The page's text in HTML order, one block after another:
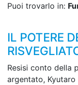
Puoi trovarlo in:
IL POTERE
Resisi conto della
argentato,